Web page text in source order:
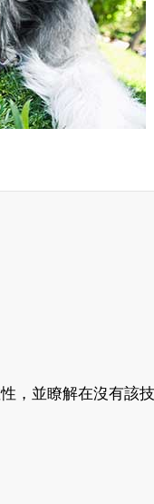
，並瞭解在沒有該